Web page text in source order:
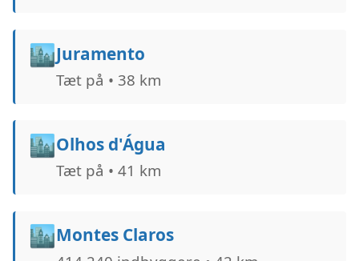
🏙️Juramento
Tæt på • 38 km
🏙️Olhos d'Água
Tæt på • 41 km
🏙️Montes Claros